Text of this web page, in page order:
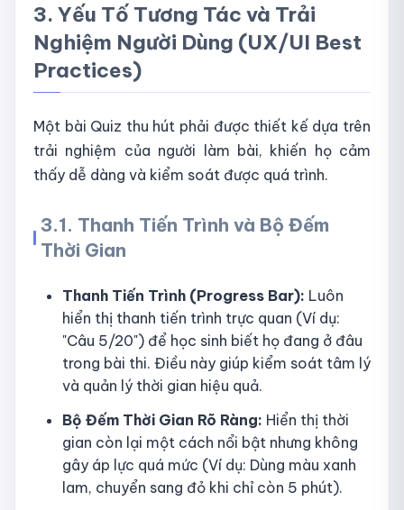
3. Yếu Tố Tương Tác và Trải
Nghiệm Người Dùng (UX/UI Best
Practices)
Một bài Quiz thu hút phải được thiết kế dựa trên
trải nghiệm của người làm bài, khiến họ cảm
thấy dễ dàng và kiểm soát được quá trình.
3.1. Thanh Tiến Trình và Bộ Đếm
Thời Gian
Thanh Tiến Trình (Progress Bar): Luôn
hiển thị thanh tiến trình trực quan (Ví dụ:
"Câu 5/20") để học sinh biết họ đang ở đâu
trong bài thi. Điều này giúp kiểm soát tâm lý
và quản lý thời gian hiệu quả.
Bộ Đếm Thời Gian Rõ Ràng: Hiển thị thời
gian còn lại một cách nổi bật nhưng không
gây áp lực quá mức (Ví dụ: Dùng màu xanh
lam, chuyển sang đỏ khi chỉ còn 5 phút).